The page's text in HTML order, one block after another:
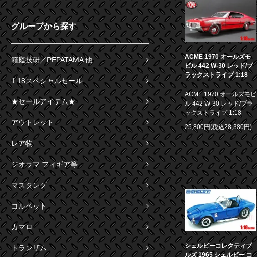
グループから探す
箱庭技研／PEPATAMA 他
1:18スペシャルセール
★セールアイテム★
アウトレット
レア物
ジオラマ フィギア等
マスタング
コルベット
カマロ
トランザム
ACME 1970 オールズモ
ビル 442 W-30 レッド/ブ
ラックストライプ 1:18
ACME 1970 オールズモビ
ル 442 W-30 レッド/ブラ
ックストライプ 1:18
25,800円(税込28,380円)
シェルビーコレクティブ
ルズ 1965 シェルビー コ